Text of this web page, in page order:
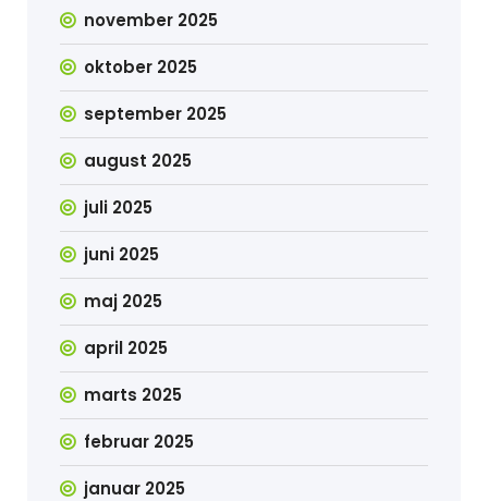
november 2025
oktober 2025
september 2025
august 2025
juli 2025
juni 2025
maj 2025
april 2025
marts 2025
februar 2025
januar 2025